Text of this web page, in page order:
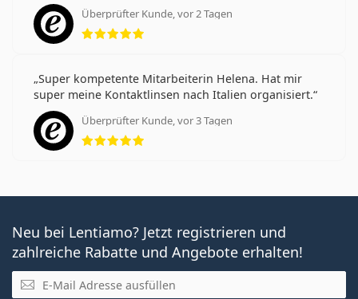
Überprüfter Kunde, vor 2 Tagen
Bewertung 5 aus 5
Super kompetente Mitarbeiterin Helena. Hat mir
super meine Kontaktlinsen nach Italien organisiert.
Überprüfter Kunde, vor 3 Tagen
Bewertung 5 aus 5
Neu bei Lentiamo? Jetzt registrieren und
zahlreiche Rabatte und Angebote erhalten!
E-Mail